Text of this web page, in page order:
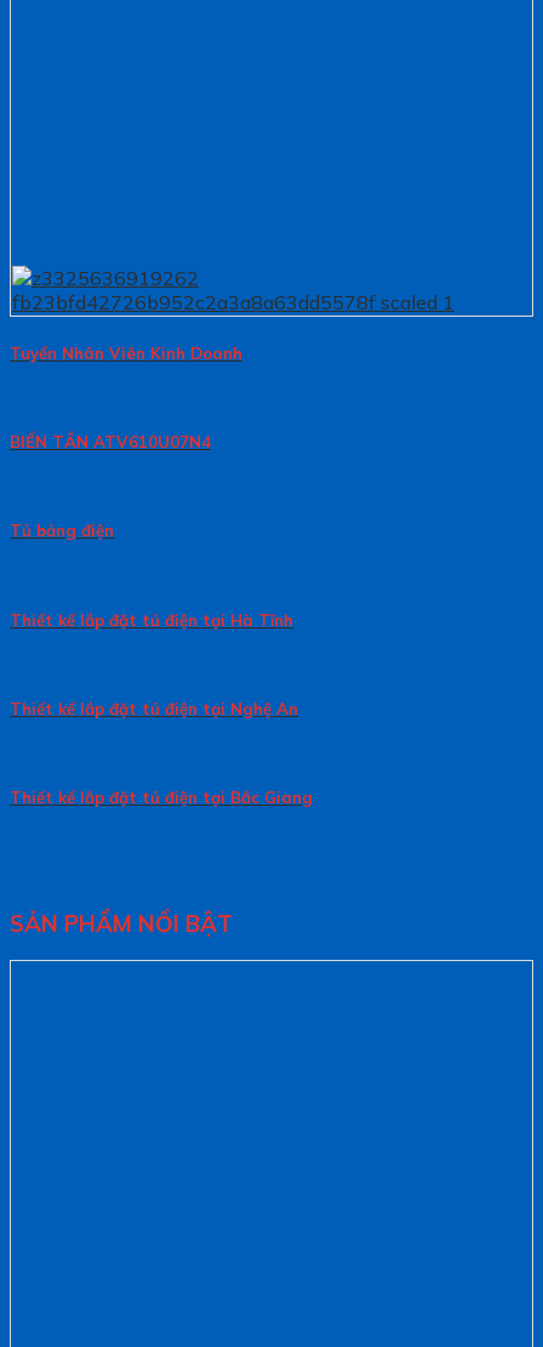
Tuyển Nhân Viên Kinh Doanh
BIẾN TẦN ATV610U07N4
Tủ bảng điện
Thiết kế lắp đặt tủ điện tại Hà Tĩnh
Thiết kế lắp đặt tủ điện tại Nghệ An
Thiết kế lắp đặt tủ điện tại Bắc Giang
SẢN PHẨM NỔI BẬT